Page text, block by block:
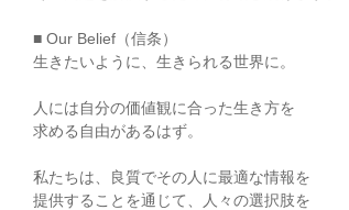
■ Our Belief（信条）
生きたいように、生きられる世界に。
人には自分の価値観に合った生き方を
求める自由があるはず。
私たちは、良質でその人に最適な情報を
提供することを通じて、人々の選択肢を